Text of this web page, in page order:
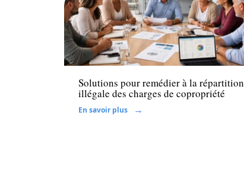
Immo
Solutions pour remédier à la répartition
illégale des charges de copropriété
En savoir plus